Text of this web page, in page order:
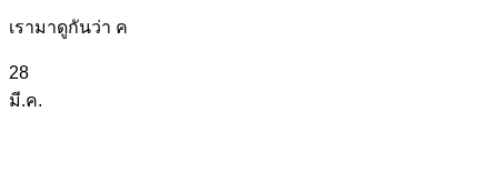
เรามาดูกันว่า ค
28
มี.ค.